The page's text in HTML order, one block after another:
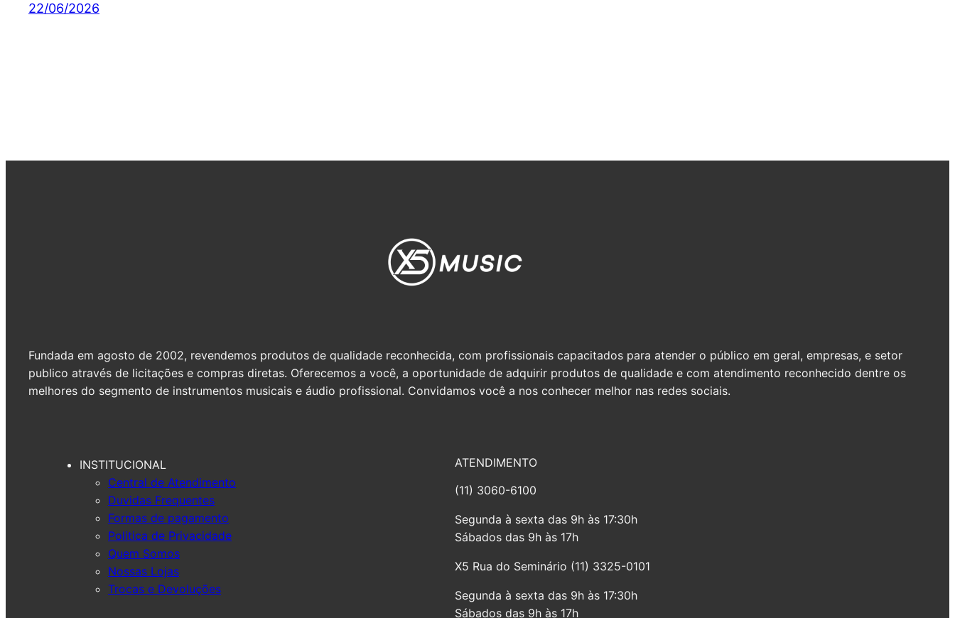
22/06/2026
Fundada em agosto de 2002, revendemos produtos de qualidade reconhecida, com profissionais capacitados para atender o público em geral, empresas, e setor
publico através de licitações e compras diretas. Oferecemos a você, a oportunidade de adquirir produtos de qualidade e com atendimento reconhecido dentre os
melhores do segmento de instrumentos musicais e áudio profissional. Convidamos você a nos conhecer melhor nas redes sociais.
INSTITUCIONAL
Central de Atendimento
Duvidas Frequentes
Formas de pagamento
Politica de Privacidade
Quem Somos
Nossas Lojas
Trocas e Devoluções
ATENDIMENTO
(11) 3060-6100
Segunda à sexta das 9h às 17:30h
Sábados das 9h às 17h
X5 Rua do Seminário (11) 3325-0101
Segunda à sexta das 9h às 17:30h
Sábados das 9h às 17h